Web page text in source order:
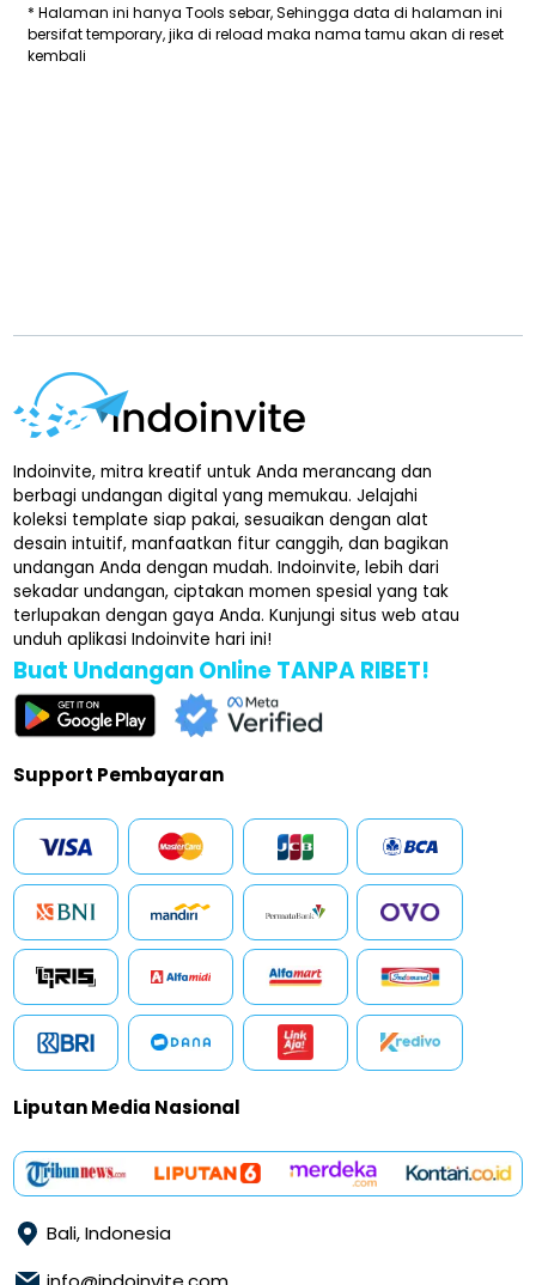
* Halaman ini hanya Tools sebar, Sehingga data di halaman ini
bersifat temporary, jika di reload maka nama tamu akan di reset
kembali
Indoinvite, mitra kreatif untuk Anda merancang dan
berbagi undangan digital yang memukau. Jelajahi
koleksi template siap pakai, sesuaikan dengan alat
desain intuitif, manfaatkan fitur canggih, dan bagikan
undangan Anda dengan mudah. Indoinvite, lebih dari
sekadar undangan, ciptakan momen spesial yang tak
terlupakan dengan gaya Anda. Kunjungi situs web atau
unduh aplikasi Indoinvite hari ini!
Buat Undangan Online TANPA RIBET!
Support Pembayaran
Liputan Media Nasional
Bali, Indonesia